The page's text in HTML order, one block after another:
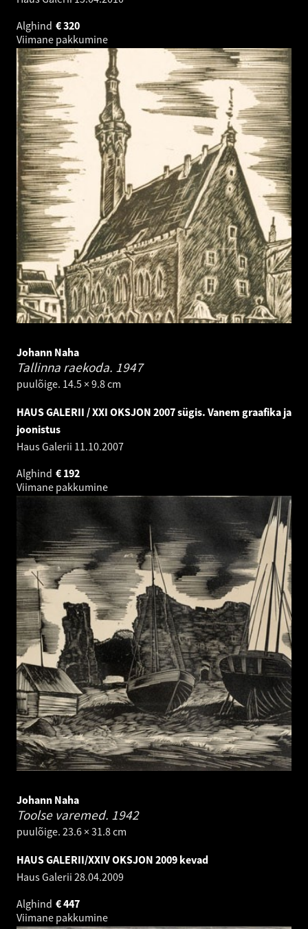
Alghind
320
€
Viimane pakkumine
Johann Naha
Tallinna raekoda. 1947
puulõige. 14.5 × 9.8 cm
HAUS GALERII / XXI OKSJON 2007 sügis. Vanem graafika ja
joonistus
Haus Galerii 11.10.2007
Alghind
192
€
Viimane pakkumine
Johann Naha
Toolse varemed. 1942
puulõige. 23.6 × 31.8 cm
HAUS GALERII/XXIV OKSJON 2009 kevad
Haus Galerii 28.04.2009
Alghind
447
€
Viimane pakkumine